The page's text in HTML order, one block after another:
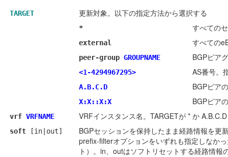
TARGET 更新対象。以下の指定方法から選択する
* すべての
external すべての
peer-group GROUPNAME BGPピア
<1-4294967295> AS番号。
A.B.C.D BGPピア
X:X::X:X BGPピア
vrf VRFNAME VRFインスタンス名。TARGETが * か
soft [in|out]
BGPセッションを保持したまま経路情報を更
prefix-filterオプションをいずれも指定しなか
ト）。in、outはソフトリセットする経路情